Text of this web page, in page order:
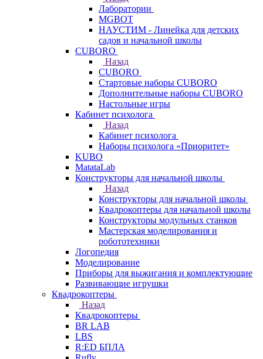
Лаборатории
MGBOT
НАУСТИМ - Линейка для детских
садов и начальной школы
CUBORO
Назад
CUBORO
Стартовые наборы CUBORO
Дополнительные наборы CUBORO
Настольные игры
Кабинет психолога
Назад
Кабинет психолога
Наборы психолога «Приоритет»
KUBO
MatataLab
Конструкторы для начальной школы
Назад
Конструкторы для начальной школы
Квадрокоптеры для начальной школы
Конструкторы модульных станков
Мастерская моделирования и
робототехники
Логопедия
Моделирование
Приборы для выжигания и комплектующие
Развивающие игрушки
Квадрокоптеры
Назад
Квадрокоптеры
BR LAB
LBS
R:ED БПЛА